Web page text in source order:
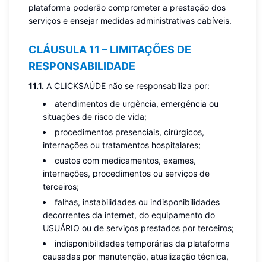
plataforma poderão comprometer a prestação dos
serviços e ensejar medidas administrativas cabíveis.
CLÁUSULA 11 – LIMITAÇÕES DE
RESPONSABILIDADE
11.1. A CLICKSAÚDE não se responsabiliza por:
atendimentos de urgência, emergência ou
situações de risco de vida;
procedimentos presenciais, cirúrgicos,
internações ou tratamentos hospitalares;
custos com medicamentos, exames,
internações, procedimentos ou serviços de
terceiros;
falhas, instabilidades ou indisponibilidades
decorrentes da internet, do equipamento do
USUÁRIO ou de serviços prestados por terceiros;
indisponibilidades temporárias da plataforma
causadas por manutenção, atualização técnica,